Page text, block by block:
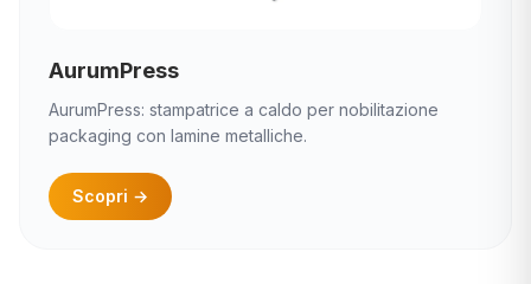
AurumPress
AurumPress: stampatrice a caldo per nobilitazione
packaging con lamine metalliche.
Scopri →